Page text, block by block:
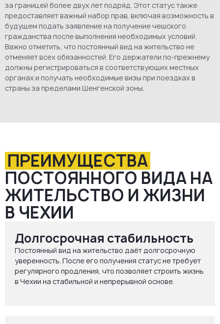
за границей более двух лет подряд. Этот статус также
предоставляет важный набор прав, включая возможность в
будущем подать заявление на получение чешского
гражданства после выполнения необходимых условий.
Важно отметить, что постоянный вид на жительство не
отменяет всех обязанностей. Его держатели по-прежнему
должны регистрироваться в соответствующих местных
органах и получать необходимые визы при поездках в
страны за пределами Шенгенской зоны.
ПРЕИМУЩЕСТВА
ПОСТОЯННОГО ВИДА НА
ЖИТЕЛЬСТВО И ЖИЗНИ
В ЧЕХИИ
Долгосрочная стабильность
Постоянный вид на жительство даёт долгосрочную
уверенность. После его получения статус не требует
регулярного продления, что позволяет строить жизнь
в Чехии на стабильной и непрерывной основе.